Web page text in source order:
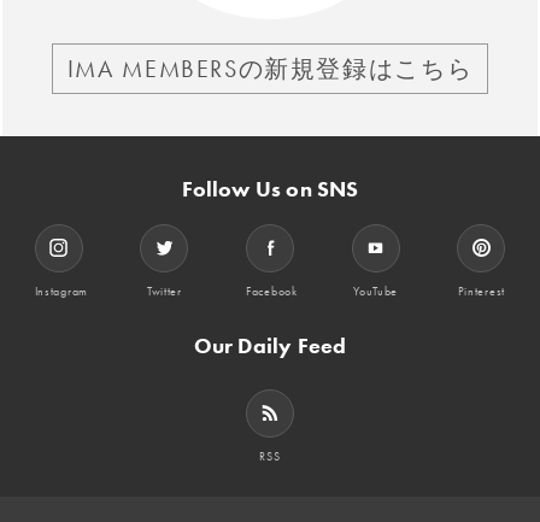
IMA MEMBERSの新規登録はこちら
Follow Us on SNS
Instagram Twitter Facebook YouTube Pinterest
Our Daily Feed
RSS